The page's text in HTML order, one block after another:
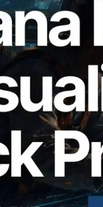
Solana Block
thời gian tạo
theo từng